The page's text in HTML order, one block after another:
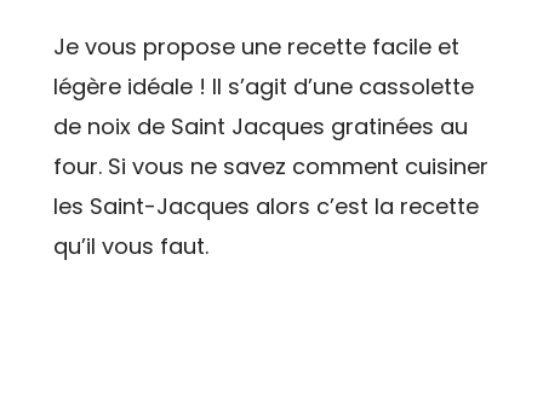
Je vous propose une recette facile et
légère idéale ! Il s’agit d’une cassolette
de noix de Saint Jacques gratinées au
four. Si vous ne savez comment cuisiner
les Saint-Jacques alors c’est la recette
qu’il vous faut.